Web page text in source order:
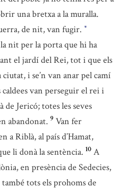
una bretxa a la muralla.
de nit, van fugir. *
nit per la porta que hi ha
el jardí del Rei, tot i que els
i se’n van anar pel camí
van perseguir el rei i
de Jericó; totes les seves
abandonat. 9 Van fer
a Riblà, al país d’Hamat,
li donà la sentència. 10 A
en presència de Sedecies,
tots els prohoms de